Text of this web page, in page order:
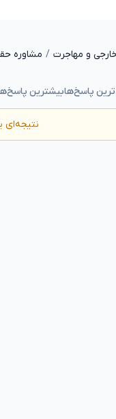
و مهاجرت مشاوره
پاسخ‌هابیشترین
نتیجه‌ای